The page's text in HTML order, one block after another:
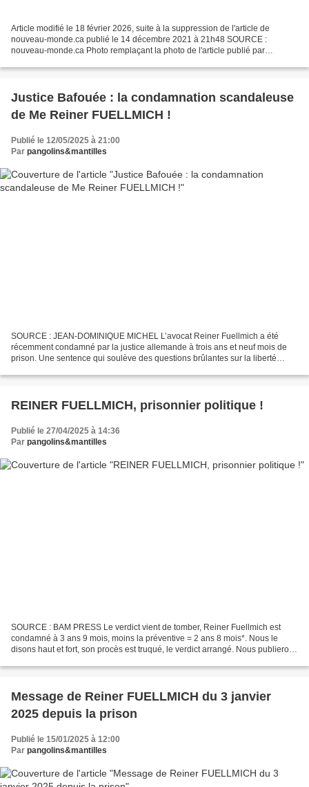
Article modifié le 18 février 2026, suite à la suppression de l'article de
nouveau-monde.ca publié le 14 décembre 2021 à 21h48 SOURCE :
nouveau-monde.ca Photo remplaçant la photo de l'article publié par
Justice Bafouée : la condamnation scandaleuse
de Me Reiner FUELLMICH !
Publié le 12/05/2025 à 21:00
Par pangolins&mantilles
SOURCE : JEAN-DOMINIQUE MICHEL L’avocat Reiner Fuellmich a été
récemment condamné par la justice allemande à trois ans et neuf mois de
prison. Une sentence qui soulève des questions brûlantes sur la liberté
REINER FUELLMICH, prisonnier politique !
Publié le 27/04/2025 à 14:36
Par pangolins&mantilles
SOURCE : BAM PRESS Le verdict vient de tomber, Reiner Fuellmich est
condamné à 3 ans 9 mois, moins la préventive = 2 ans 8 mois*. Nous le
disons haut et fort, son procès est truqué, le verdict arrangé. Nous publierons
Message de Reiner FUELLMICH du 3 janvier
2025 depuis la prison
Publié le 15/01/2025 à 12:00
Par pangolins&mantilles